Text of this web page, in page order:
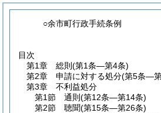
○余市町行政手続条例
目次
第1章
総則 (第1条―第4条)
第2章
申請に対する処分(第5条―
第3章
不利益処分
第1節
通則 (第12条―第14条)
第2節
聴聞(第15条―第26条)